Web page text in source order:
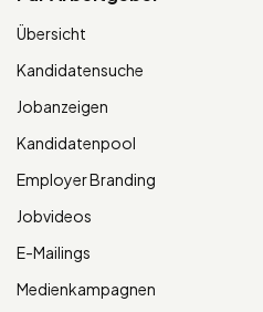
Übersicht
Kandidatensuche
Jobanzeigen
Kandidatenpool
Employer Branding
Jobvideos
E-Mailings
Medienkampagnen